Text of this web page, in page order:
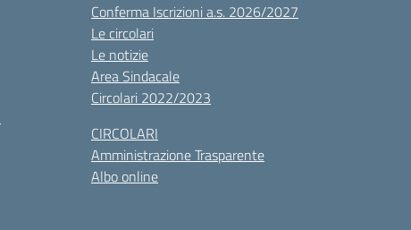
Conferma Iscrizioni a.s. 2026/2027
Le circolari
Le notizie
Area Sindacale
Circolari 2022/2023
CIRCOLARI
Amministrazione Trasparente
Albo online